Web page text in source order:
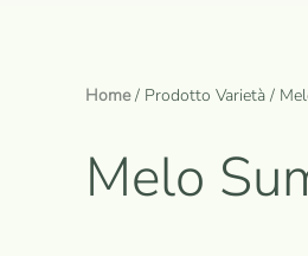
Home/ Prodotto Varietà /
Melo